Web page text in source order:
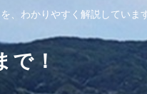
、わかりやすく解説していま
で！